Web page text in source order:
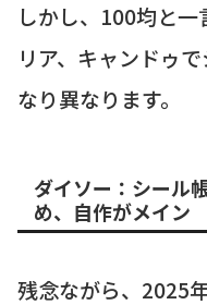
しかし、100均と
リア、キャンドゥ
なり異なります。
ダイソー：シール
め、自作がメイン
残念ながら、2025